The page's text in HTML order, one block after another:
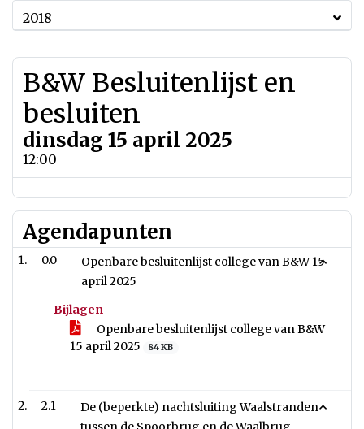
2018
B&W Besluitenlijst en
besluiten
dinsdag 15 april 2025
12:00
Agendapunten
0.0
Openbare besluitenlijst college van B&W 15
april 2025
Bijlagen
Openbare besluitenlijst college van B&W
15 april 2025
84 KB
2.1
De (beperkte) nachtsluiting Waalstranden